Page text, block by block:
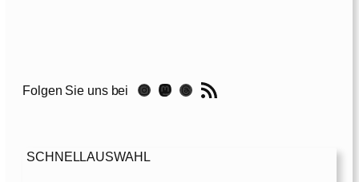
T
s
Folgen Sie uns bei Instagram Mastodon Threads RSS-Feed
SCHNELLAUSWAHL